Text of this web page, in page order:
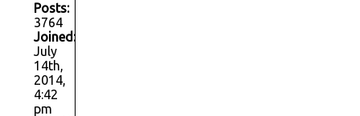
Posts:
3764
Joined:
July
14th,
2014,
4:42
pm